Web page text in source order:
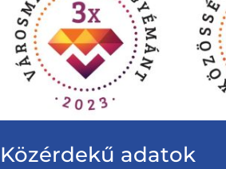
Közérdekű adatok